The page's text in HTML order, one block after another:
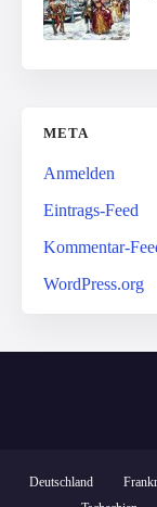
META
Anmelden
Eintrags-Feed
Kommentar-
WordPress.org
Deutschland